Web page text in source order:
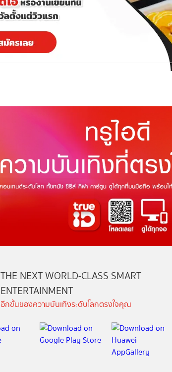
THE NEXT WORLD-CLASS SMART
ENTERTAINMENT
อีกขั้นของความบันเทิงระดับโลกตรงใจคุณ